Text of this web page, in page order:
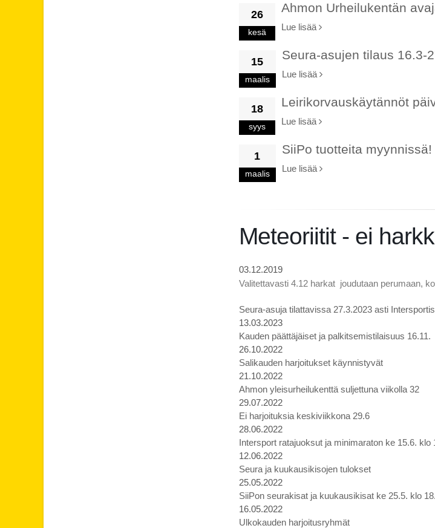
26
kesä
Ahmon Urheilukentän
Lue lisää
15
maalis
Seura-asujen tilaus 16.3-
Lue lisää
18
syys
Leirikorvauskäytännöt
Lue lisää
1
maalis
SiiPo tuotteita myynnissä!
Lue lisää
Meteoriitit - ei
03.12.2019
Valitettavasti 4.12 harkat joudutaan perumaan,
Seura-asuja tilattavissa 27.3.2023 asti
13.03.2023
Kauden päättäjäiset ja palkitsemistilaisuus 16.11.
26.10.2022
Salikauden harjoitukset käynnistyvät
21.10.2022
Ahmon yleisurheilukenttä suljettuna viikolla 32
29.07.2022
Ei harjoituksia keskiviikkona 29.6
28.06.2022
Intersport ratajuoksut ja minimaraton ke 15.6. klo
12.06.2022
Seura ja kuukausikisojen tulokset
25.05.2022
SiiPon seurakisat ja kuukausikisat ke 25.5. klo
16.05.2022
Ulkokauden harjoitusryhmät